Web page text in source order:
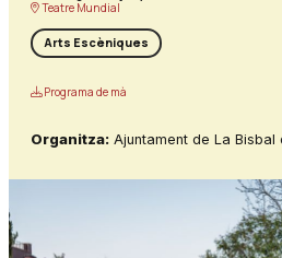
Teatre Mundial
Arts Escèniques
Programa de mà
Organitza: Ajuntament de La Bisbal